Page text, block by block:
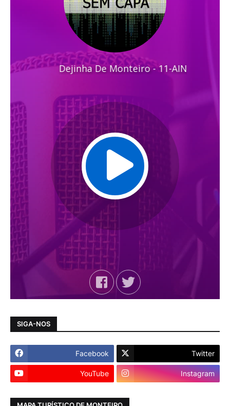
SIGA-NOS
Facebook Twitter
YouTube Instagram